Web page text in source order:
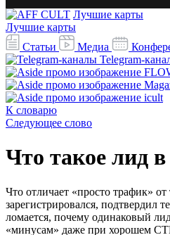
Лучшие карты
Лучшие карты
Статьи
Медиа
Telegram-
К словарю
Следующее слово
Что такое лид
Что отличает «просто трафик»
зарегистрировался, подтвердил
ломается, почему одинаковый
«минусам» даже при хорошем